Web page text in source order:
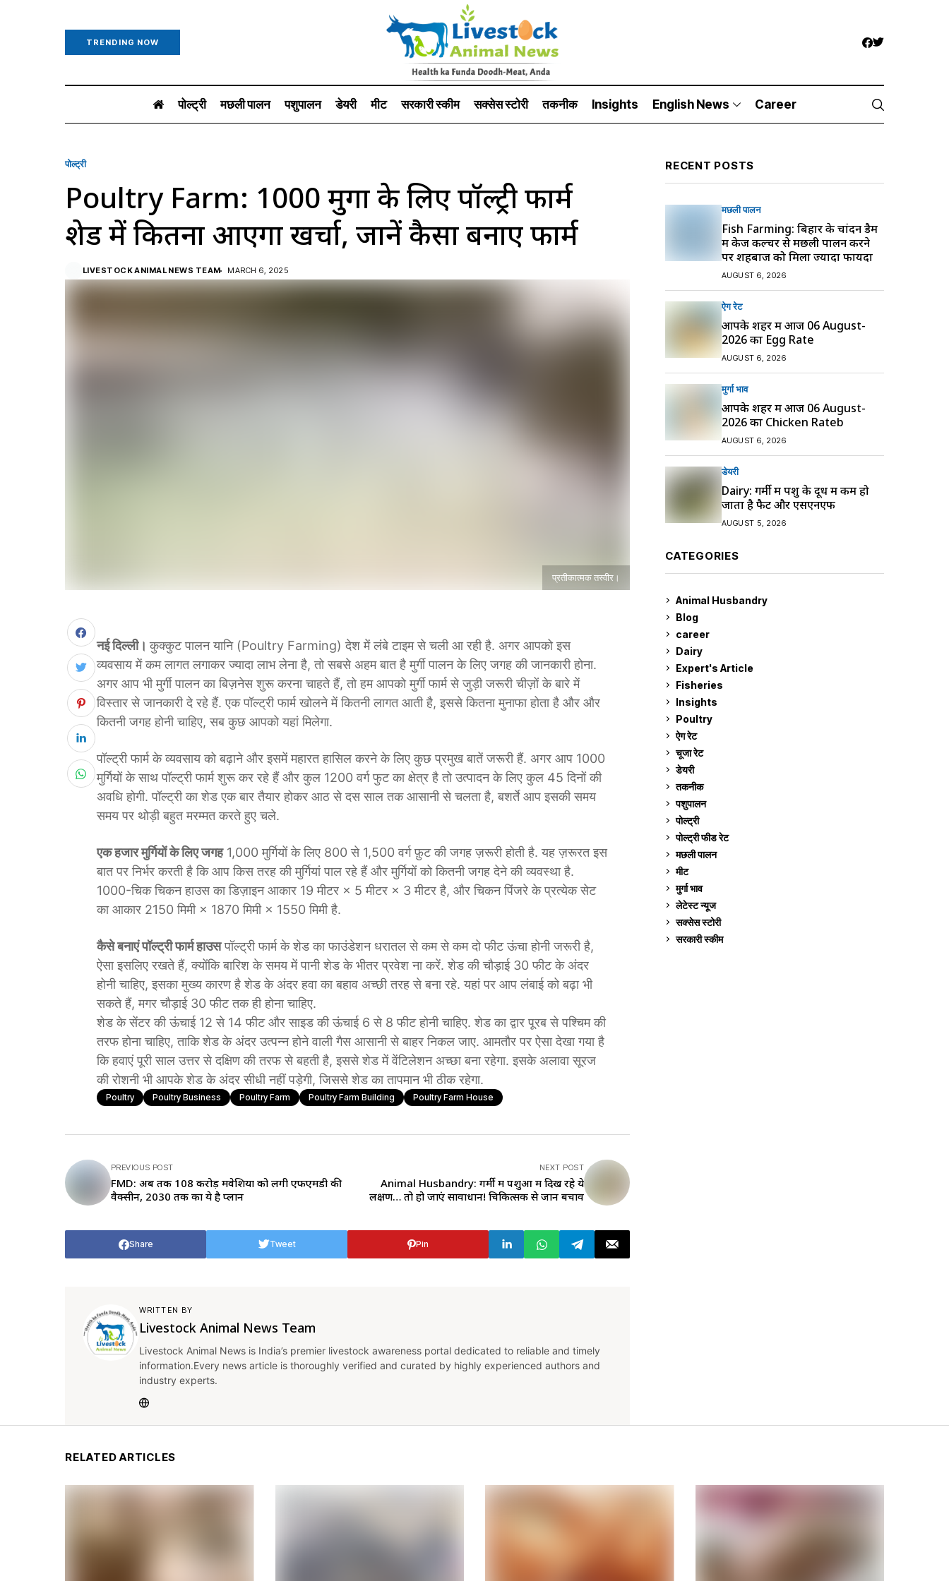
TRENDING NOW
पोल्ट्री मछली पालन पशुपालन डेयरी मीट सरकारी स्की‍म सक्सेस स्टो‍री तकनीक Insights English News Career
पोल्ट्री
Poultry Farm: 1000 मुर्गों के लिए पॉल्ट्री फार्म
शेड में कितना आएगा खर्चा, जानें कैसा बनाए फार्म
LIVESTOCK ANIMAL NEWS TEAM MARCH 6, 2025
प्रतीकात्मक तस्वीर।
नई दिल्ली।कुक्कुट पालन यानि (Poultry Farming) देश में लंबे टाइम से चली आ रही है. अगर आपको इस
व्यवसाय में कम लागत लगाकर ज्यादा लाभ लेना है, तो सबसे अहम बात है मुर्गी पालन के लिए जगह की जानकारी होना.
अगर आप भी मुर्गी पालन का बिज़नेस शुरू करना चाहते हैं, तो हम आपको मुर्गी फार्म से जुड़ी जरूरी चीज़ों के बारे में
विस्तार से जानकारी दे रहे हैं. एक पॉल्ट्री फार्म खोलने में कितनी लागत आती है, इससे कितना मुनाफा होता है और और
कितनी जगह होनी चाहिए, सब कुछ आपको यहां मिलेगा.
पॉल्ट्री फार्म के व्यवसाय को बढ़ाने और इसमें महारत हासिल करने के लिए कुछ प्रमुख बातें जरूरी हैं. अगर आप 1000
मुर्गियों के साथ पॉल्ट्री फार्म शुरू कर रहे हैं और कुल 1200 वर्ग फुट का क्षेत्र है तो उत्पादन के लिए कुल 45 दिनों की
अवधि होगी. पॉल्ट्री का शेड एक बार तैयार होकर आठ से दस साल तक आसानी से चलता है, बशर्ते आप इसकी समय
समय पर थोड़ी बहुत मरम्मत करते हुए चले.
एक हजार मुर्गियों के लिए जगह1,000 मुर्गियों के लिए 800 से 1,500 वर्ग फ़ुट की जगह ज़रूरी होती है. यह ज़रूरत इस
बात पर निर्भर करती है कि आप किस तरह की मुर्गियां पाल रहे हैं और मुर्गियों को कितनी जगह देने की व्यवस्था है.
1000-चिक चिकन हाउस का डिज़ाइन आकार 19 मीटर × 5 मीटर × 3 मीटर है, और चिकन पिंजरे के प्रत्येक सेट
का आकार 2150 मिमी × 1870 मिमी × 1550 मिमी है.
कैसे बनाएं पॉल्ट्री फार्म हाउसपॉल्ट्री फार्म के शेड का फाउंडेशन धरातल से कम से कम दो फीट ऊंचा होनी जरूरी है,
ऐसा इसलिए रखते हैं, क्योंकि बारिश के समय में पानी शेड के भीतर प्रवेश ना करें. शेड की चौड़ाई 30 फीट के अंदर
होनी चाहिए, इसका मुख्य कारण है शेड के अंदर हवा का बहाव अच्छी तरह से बना रहे. यहां पर आप लंबाई को बढ़ा भी
सकते हैं, मगर चौड़ाई 30 फीट तक ही होना चाहिए.
शेड के सेंटर की ऊंचाई 12 से 14 फीट और साइड की ऊंचाई 6 से 8 फीट होनी चाहिए. शेड का द्वार पूरब से पश्चिम की
तरफ होना चाहिए, ताकि शेड के अंदर उत्पन्न होने वाली गैस आसानी से बाहर निकल जाए. आमतौर पर ऐसा देखा गया है
कि हवाएं पूरी साल उत्तर से दक्षिण की तरफ से बहती है, इससे शेड में वेंटिलेशन अच्छा बना रहेगा. इसके अलावा सूरज
की रोशनी भी आपके शेड के अंदर सीधी नहीं पड़ेगी, जिससे शेड का तापमान भी ठीक रहेगा.
Poultry Poultry Business Poultry Farm Poultry Farm Building Poultry Farm House
PREVIOUS POST
FMD: अब तक 108 करोड़ मवेशियों को लगी एफएमडी की
वैक्सीन, 2030 तक का ये है प्लान
NEXT POST
Animal Husbandry: गर्मी में पशुओं में दिख रहे ये
लक्षण… तो हो जाएं सावाधान! चिकित्सक से जानें बचाव
Share Tweet Pin
WRITTEN BY
Livestock Animal News Team
Livestock Animal News is India’s premier livestock awareness portal dedicated to reliable and timely
information.Every news article is thoroughly verified and curated by highly experienced authors and
industry experts.
RECENT POSTS
मछली पालन
Fish Farming: बिहार के चांदन डैम
में केज कल्चर से मछली पालन करने
पर शहबाज को मिला ज्यादा फायदा
AUGUST 6, 2026
ऐग रेट
आपके शहर में आज 06 August-
2026 का Egg Rate
AUGUST 6, 2026
मुर्गा भाव
आपके शहर में आज 06 August-
2026 का Chicken Rateb
AUGUST 6, 2026
डेयरी
Dairy: गर्मी में पशु के दूध में कम हो
जाता है फैट और एसएनएफ
AUGUST 5, 2026
CATEGORIES
Animal Husbandry
Blog
career
Dairy
Expert's Article
Fisheries
Insights
Poultry
ऐग रेट
चूजा रेट
डेयरी
तकनीक
पशुपालन
पोल्ट्री
पोल्ट्री फीड रेट
मछली पालन
मीट
मुर्गा भाव
लेटेस्ट न्यूज
सक्सेस स्टो‍री
सरकारी स्की‍म
RELATED ARTICLES